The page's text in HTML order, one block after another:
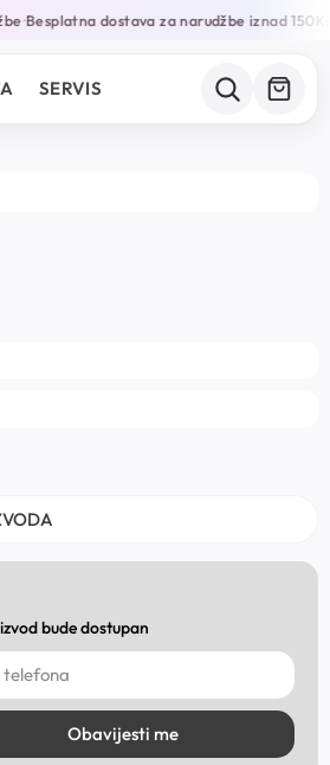
•Besplatna dostava za narudžbe iznad 150KM
SERVIS
bude dostupan
Obavijesti me